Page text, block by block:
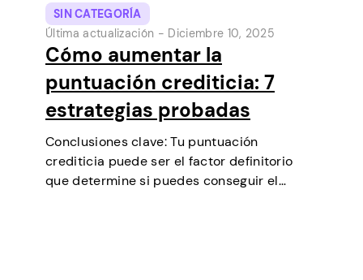
SIN CATEGORÍA
Última actualización - Diciembre 10, 2025
Cómo aumentar la
puntuación crediticia: 7
estrategias probadas
Conclusiones clave: Tu puntuación
crediticia puede ser el factor definitorio
que determine si puedes conseguir el